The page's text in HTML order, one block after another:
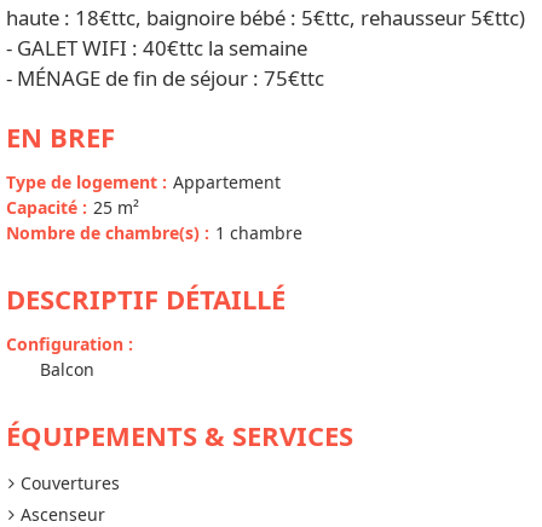
haute : 18€ttc, baignoire bébé : 5€ttc, rehausseur 5€ttc)
- GALET WIFI : 40€ttc la semaine
- MÉNAGE de fin de séjour : 75€ttc
EN BREF
Type de logement : Appartement
Capacité : 25 m²
Nombre de chambre(s) : 1 chambre
DESCRIPTIF DÉTAILLÉ
Configuration :
Balcon
ÉQUIPEMENTS & SERVICES
Couvertures
Ascenseur